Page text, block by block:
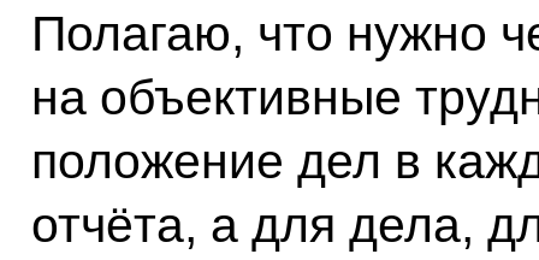
Полагаю, что нужно
на объективные
положение дел в
отчёта, а для дела,